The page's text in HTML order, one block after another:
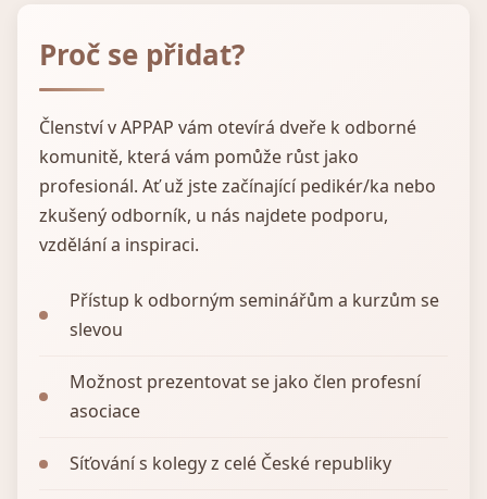
Proč se přidat?
Členství v APPAP vám otevírá dveře k odborné
komunitě, která vám pomůže růst jako
profesionál. Ať už jste začínající pedikér/ka nebo
zkušený odborník, u nás najdete podporu,
vzdělání a inspiraci.
Přístup k odborným seminářům a kurzům se
slevou
Možnost prezentovat se jako člen profesní
asociace
Síťování s kolegy z celé České republiky